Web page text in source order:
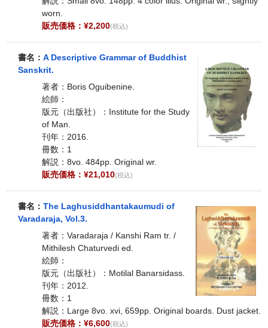
worn.
販売価格：¥2,200(税込)
書名： A Descriptive Grammar of Buddhist
Sanskrit.
著者：Boris Oguibenine.
絵師：
版元（出版社）：Institute for the Study
of Man.
刊年：2016.
冊数：1
解説：8vo. 484pp. Original wr.
販売価格：¥21,010(税込)
書名： The Laghusiddhantakaumudi of
Varadaraja, Vol.3.
著者：Varadaraja / Kanshi Ram tr. /
Mithilesh Chaturvedi ed.
絵師：
版元（出版社）：Motilal Banarsidass.
刊年：2012.
冊数：1
解説：Large 8vo. xvi, 659pp. Original boards. Dust jacket.
販売価格：¥6,600(税込)